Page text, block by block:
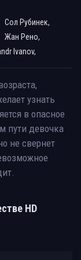
Сол Рубинек,
Жан Рено,
Ivanov,
узнать
в опасное
пути девочка
не свернет
HD